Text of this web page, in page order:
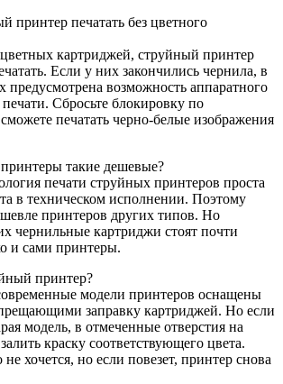
принтер печатать без цветного
картриджей, струйный принтер
Если у них закончились чернила, в
предусмотрена возможность аппаратного
Сбросьте блокировку по
печатать черно-белые изображения
такие дешевые?
печати струйных принтеров проста
в техническом исполнении. Поэтому
принтеров других типов. Но
чернильные картриджи стоят почти
и сами принтеры.
принтер?
модели принтеров оснащены
заправку картриджей. Но если
модель, в отмеченные отверстия на
краску соответствующего цвета.
хочется, но если повезет, принтер снова